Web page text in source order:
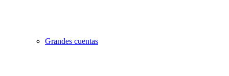
Grandes cuentas